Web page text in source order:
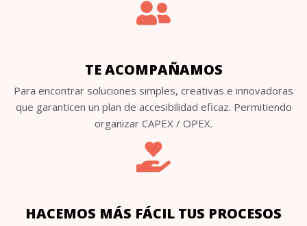
TE ACOMPAÑAMOS
Para encontrar soluciones simples, creativas e innovadoras
que garanticen un plan de accesibilidad eficaz. Permitiendo
organizar CAPEX / OPEX.
HACEMOS MÁS FÁCIL TUS PROCESOS